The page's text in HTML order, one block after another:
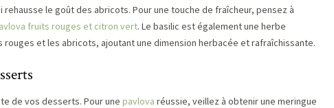
le goût des abricots. Pour une touche de fraîcheur, pensez à
fruits rouges et citron vert. Le basilic est également une herbe
et les abricots, ajoutant une dimension herbacée et rafraîchissante.
de vos desserts. Pour une pavlova réussie, veillez à obtenir une meringue